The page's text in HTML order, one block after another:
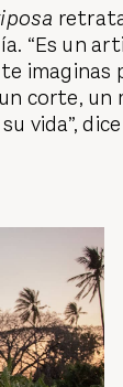
“Es un
corte, un
vida”,